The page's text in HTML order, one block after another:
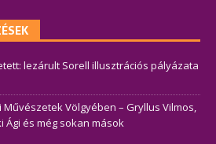
lezárult Sorell illusztrációs pályázata
Völgyében – Gryllus Vilmos,
Ági és még sokan mások